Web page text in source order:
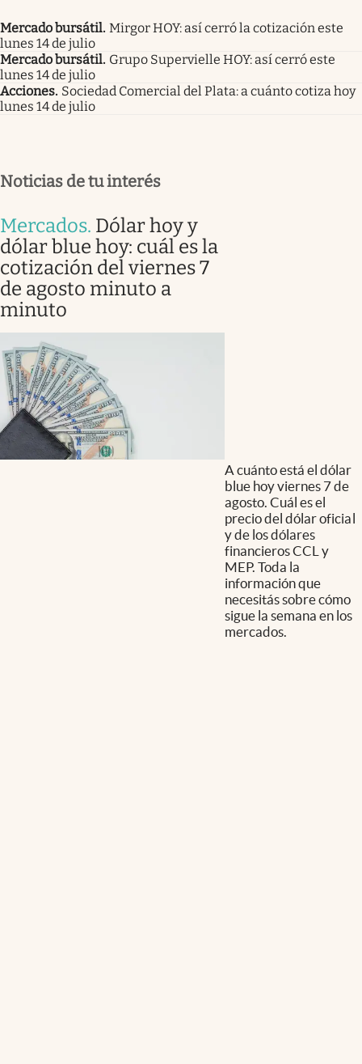
Mercado bursátil. Mirgor HOY: así cerró la cotización este
lunes 14 de julio
Mercado bursátil. Grupo Supervielle HOY: así cerró este
lunes 14 de julio
Acciones. Sociedad Comercial del Plata: a cuánto cotiza hoy
lunes 14 de julio
Noticias de tu interés
Mercados. Dólar hoy y
dólar blue hoy: cuál es la
cotización del viernes 7
de agosto minuto a
minuto
A cuánto está el dólar
blue hoy viernes 7 de
agosto. Cuál es el
precio del dólar oficial
y de los dólares
financieros CCL y
MEP. Toda la
información que
necesitás sobre cómo
sigue la semana en los
mercados.